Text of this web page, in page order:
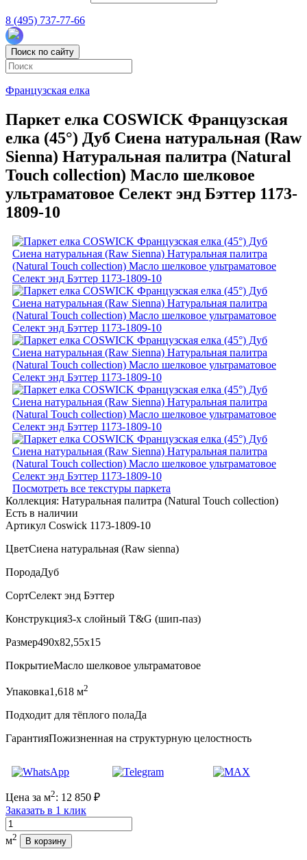
8 (495) 737-77-66
Поиск по сайту
Французская елка
Паркет елка COSWICK Французская
елка (45°) Дуб Сиена натуральная (Raw
Sienna) Натуральная палитра (Natural
Touch collection) Масло шелковое
ультраматовое Селект энд Бэттер 1173-
1809-10
Посмотреть все текстуры паркета
Коллекция: Натуральная палитра (Natural Touch collection)
Есть в наличии
Артикул Coswick 1173-1809-10
ЦветСиена натуральная (Raw sienna)
ПородаДуб
СортСелект энд Бэттер
Конструкция3-х слойный T&G (шип-паз)
Размер490x82,55x15
ПокрытиеМасло шелковое ультраматовое
Упаковка1,618 м2
Подходит для тёплого полаДа
ГарантияПожизненная на структурную целостность
Цена за м2: 12 850 ₽
Заказать в 1 клик
Количество
м2 В корзину